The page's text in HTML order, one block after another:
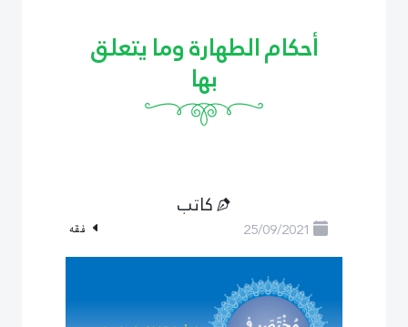
أحكام الطهارة وما يتعلق
بها
كاتب
25/09/2021 فقه